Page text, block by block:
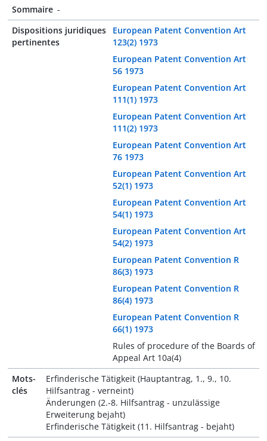
Sommaire -
Dispositions juridiques
pertinentes
European Patent Convention Art
123(2) 1973
European Patent Convention Art
56 1973
European Patent Convention Art
111(1) 1973
European Patent Convention Art
111(2) 1973
European Patent Convention Art
76 1973
European Patent Convention Art
52(1) 1973
European Patent Convention Art
54(1) 1973
European Patent Convention Art
54(2) 1973
European Patent Convention R
86(3) 1973
European Patent Convention R
86(4) 1973
European Patent Convention R
66(1) 1973
Rules of procedure of the Boards of
Appeal Art 10a(4)
Mots-
clés
Erfinderische Tätigkeit (Hauptantrag, 1., 9., 10.
Hilfsantrag - verneint)
Änderungen (2.-8. Hilfsantrag - unzulässige
Erweiterung bejaht)
Erfinderische Tätigkeit (11. Hilfsantrag - bejaht)